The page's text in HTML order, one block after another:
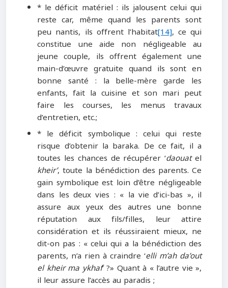
* le déficit matériel : ils jalousent celui qui
reste car, même quand les parents sont
peu nantis, ils offrent l’habitat[14], ce qui
constitue une aide non négligeable au
jeune couple, ils offrent également une
main-d’œuvre gratuite quand ils sont en
bonne santé : la belle-mère garde les
enfants, fait la cuisine et son mari peut
faire les courses, les menus travaux
d’entretien, etc.;
* le déficit symbolique : celui qui reste
risque d’obtenir la baraka. De ce fait, il a
toutes les chances de récupérer ‘daouatel
kheir’, toute la bénédiction des parents. Ce
gain symbolique est loin d’être négligeable
dans les deux vies : « la vie d’ici-bas », il
assure aux yeux des autres une bonne
réputation aux fils/filles, leur attire
considération et ils réussiraient mieux, ne
dit-on pas : « celui qui a la bénédiction des
parents, n’a rien à craindre ‘elli m’ah da’out
el kheir ma ykhaf’ ?» Quant à « l’autre vie »,
il leur assure l’accès au paradis ;